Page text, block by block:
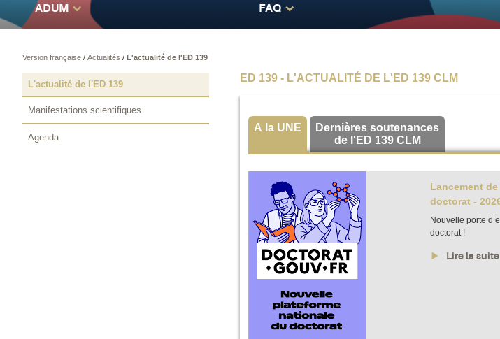
ADUM FAQ
Version française/ Actualités/ L'actualité de l'ED 139
ED 139 - L'ACTUALITÉ DE L'ED 139 CLM
A la UNE
Dernières soutenances
de l'ED 139 CLM
Lancement
doctorat -
Nouvelle porte
doctorat !
Lire la suite
L'actualité de l'ED 139
Manifestations scientifiques
Agenda